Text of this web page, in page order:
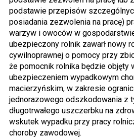
podstawie przepisów
posiadania zezwolenia na pracę)
warzyw i owoców w
ubezpieczony rolnik zawarł nowy
cywilnoprawnej o pomocy przy
że pomocnik rolnika będzie objęty
ubezpieczeniem wypadkowym
macierzyńskim, w zakresie
jednorazowego odszkodowania z
długotrwałego uszczerbku na
wskutek wypadku przy pracy
choroby zawodowej.